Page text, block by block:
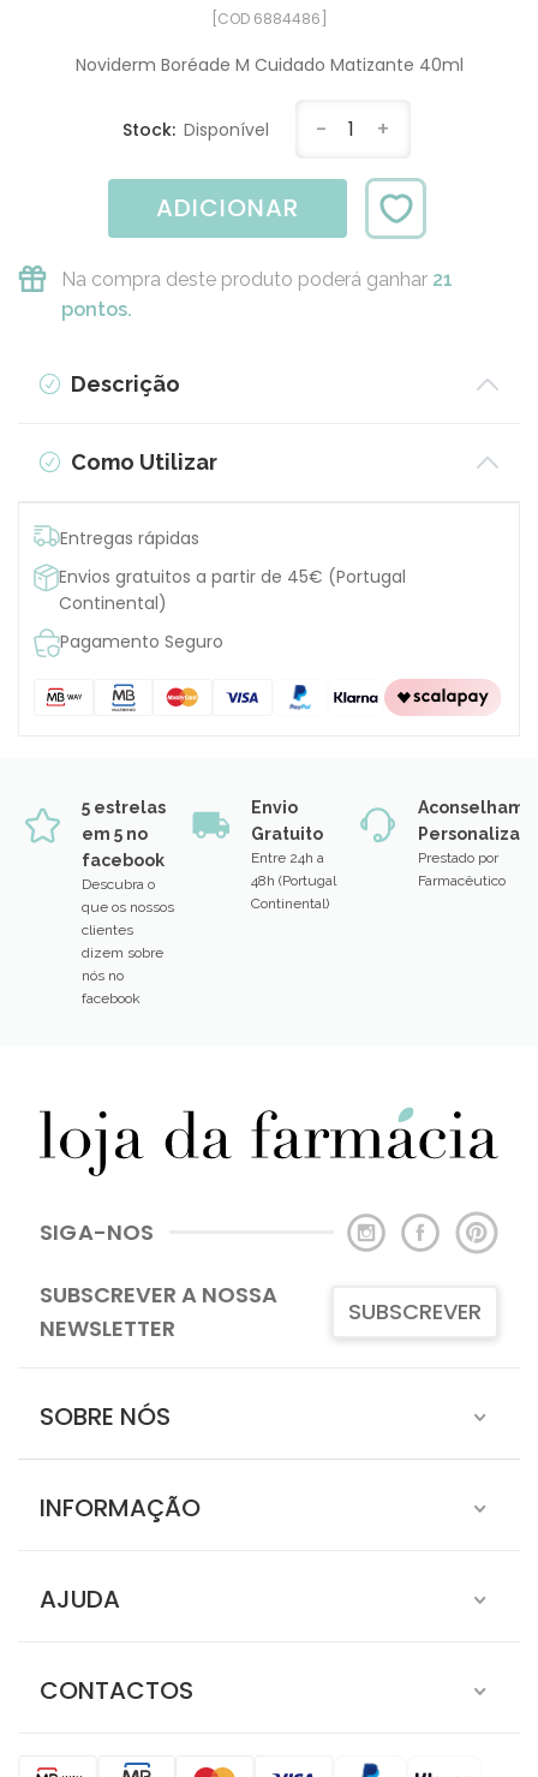
[COD 6884486]
Noviderm Boréade M Cuidado Matizante 40ml
Stock: Disponível - 1 +
ADICIONAR
Na compra deste produto poderá ganhar 21
pontos.
Descrição
Como Utilizar
Entregas rápidas
Envios gratuitos a partir de 45€ (Portugal
Continental)
Pagamento Seguro
5 estrelas
em 5 no
facebook
Descubra o
que os nossos
clientes
dizem sobre
nós no
facebook
Envio
Gratuito
Entre 24h a
48h (Portugal
Continental)
Prestado por
Farmacêutico
SIGA-NOS
SUBSCREVER A NOSSA
NEWSLETTER
SUBSCREVER
SOBRE NÓS
INFORMAÇÃO
AJUDA
CONTACTOS